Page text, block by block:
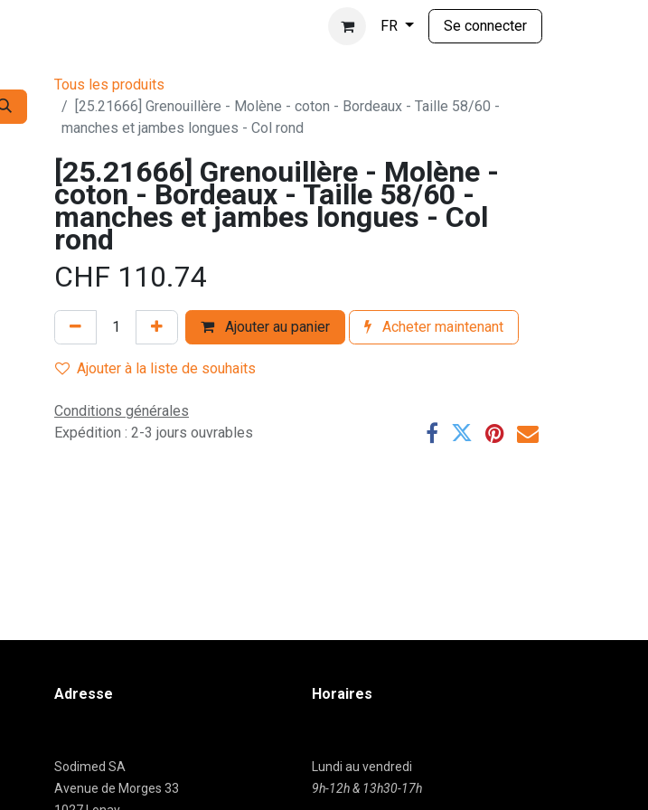
FR Se connecter
Tous les produits
[25.21666] Grenouillère - Molène - coton - Bordeaux - Taille 58/60 -
manches et jambes longues - Col rond
[25.21666] Grenouillère - Molène -
coton - Bordeaux - Taille 58/60 -
manches et jambes longues - Col
rond
CHF 110.74
Ajouter au panier Acheter maintenant
Ajouter à la liste de souhaits
Conditions générales
Expédition : 2-3 jours ouvrables
Adresse
Sodimed SA
Avenue de Morges 33
Horaires
Lundi au vendredi
9h-12h & 13h30-17h